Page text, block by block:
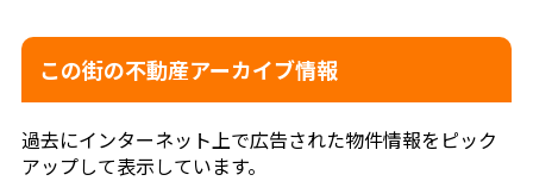
この街の不動産アーカイブ情報
過去にインターネット上で広告された物件情報をピック
アップして表示しています。